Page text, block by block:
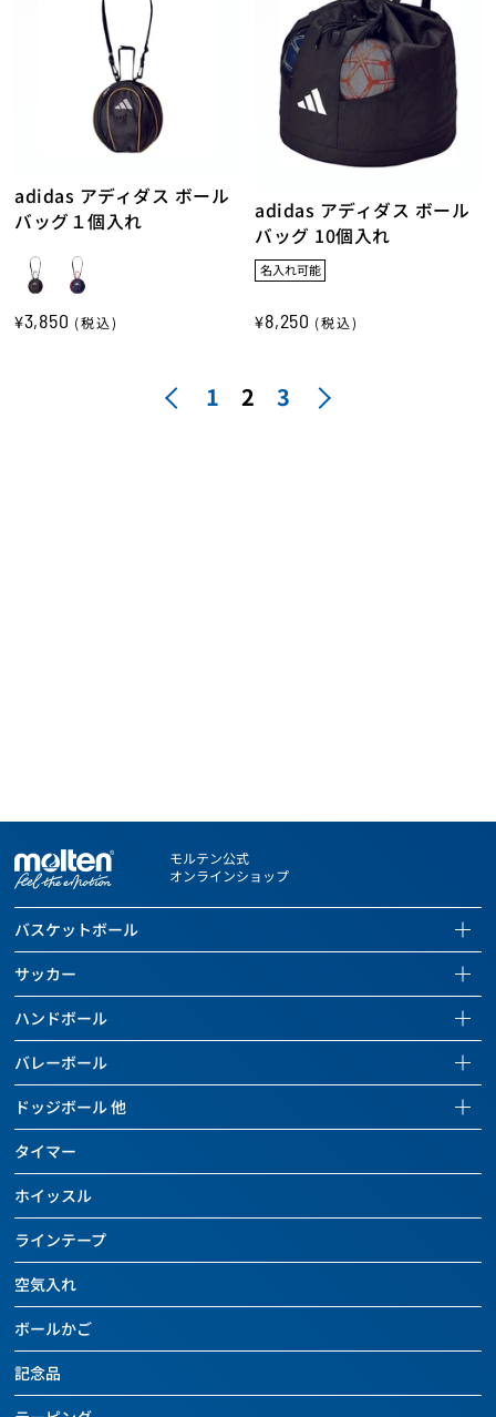
adidas アディダス ボール
バッグ１個入れ
¥3,850 (税込)
adidas アディダス ボール
バッグ 10個入れ
名入れ可能
¥8,250 (税込)
1 2 3
モルテン公式
オンラインショップ
バスケットボール
バスケットボールページを見る
全ての商品を見る
バスケットボール
バッグ
ボールケアグッズ
チーム用具
レフェリー用具
トレーニング用具
カウンター
バスケットボール関連用具
その他
SALE
サッカー
サッカーページを見る
全ての商品を見る
サッカーボール
バッグ
ボールケアグッズ
チーム用具
レフェリー用具
トレーニング用具
関連用具
フットサル関連用具
その他
SALE
ハンドボール
ハンドボールページを見る
全ての商品を見る
ハンドボール
バッグ
ボールケアグッズ
チーム用具
レフェリー用具
トレーニング用具
カウンター
ハンドボール関連用具
バレーボール
バレーボールページを見る
全ての商品を見る
バレーボール
バッグ
ボールケアグッズ
チーム用具
レフェリー用具
トレーニング用具
関連用具
ドッジボール 他
ドッジボールページを見る
全ての商品を見る
ドッジボール
その他のボール
バッグ
ボールケアグッズ
チーム用具
レフェリー用具
タイマー
ホイッスル
ラインテープ
空気入れ
ボールかご
記念品